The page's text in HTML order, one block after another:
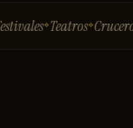
Teatros Cruceros